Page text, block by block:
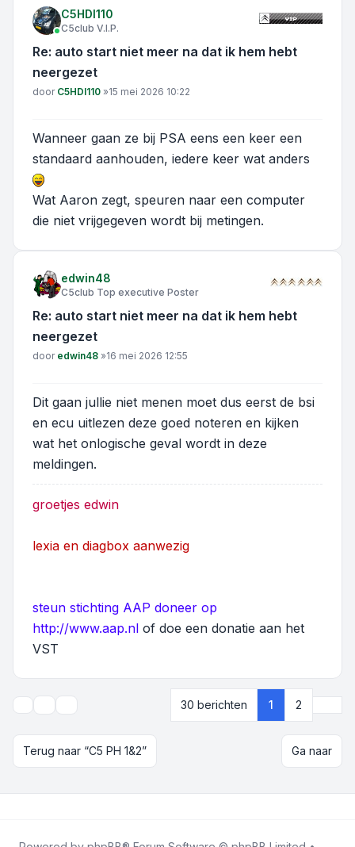
C5HDI110
C5club V.I.P.
Re: auto start niet meer na dat ik hem hebt
neergezet
Bericht
door C5HDI110 »15 mei 2026 10:22
Wanneer gaan ze bij PSA eens een keer een
standaard aanhouden, iedere keer wat anders
Wat Aaron zegt, speuren naar een computer
die niet vrijgegeven wordt bij metingen.
edwin48
C5club Top executive Poster
Re: auto start niet meer na dat ik hem hebt
neergezet
Bericht
door edwin48 »16 mei 2026 12:55
Dit gaan jullie niet menen moet dus eerst de bsi
en ecu uitlezen deze goed noteren en kijken
wat het onlogische geval wordt in deze
meldingen.
groetjes edwin
lexia en diagbox aanwezig
steun stichting AAP doneer op
http://www.aap.nl of doe een donatie aan het
VST
Onderwerpgereedschap
Weergave- en sorteeropties30 berichten 1 2
Terug naar “C5 PH 1&2” Ga naar